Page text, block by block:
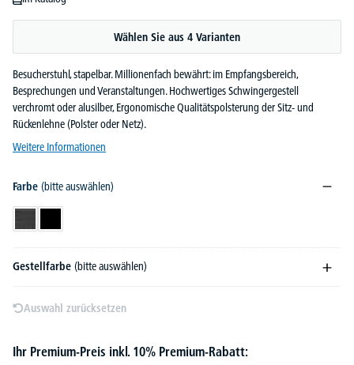
Wählen Sie aus 4 Varianten
Besucherstuhl, stapelbar. Millionenfach bewährt: im Empfangsbereich,
Besprechungen und Veranstaltungen. Hochwertiges Schwingergestell
verchromt oder alusilber, Ergonomische Qualitätspolsterung der Sitz- und
Rückenlehne (Polster oder Netz).
Weitere Informationen
Farbe (bitte auswählen)
Gestellfarbe (bitte auswählen)
Auswahl zurücksetzen
Ihr Premium-Preis inkl. 10% Premium-Rabatt: